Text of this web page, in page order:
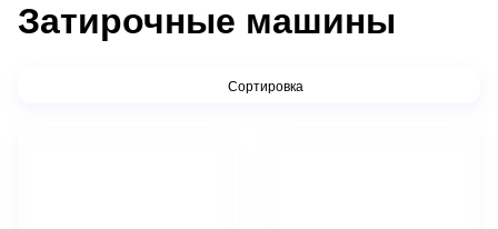
Затирочные машины
Сортировка